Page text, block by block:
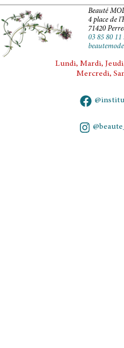
Beauté
4 place de
71420
03 85 80 11
Lundi, Mardi,
Mercredi,